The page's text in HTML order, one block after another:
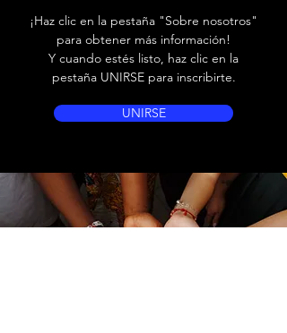
¡Haz clic en la pestaña "Sobre nosotros"
para obtener más información!
Y cuando estés listo, haz clic en la
pestaña UNIRSE para inscribirte.
UNIRSE